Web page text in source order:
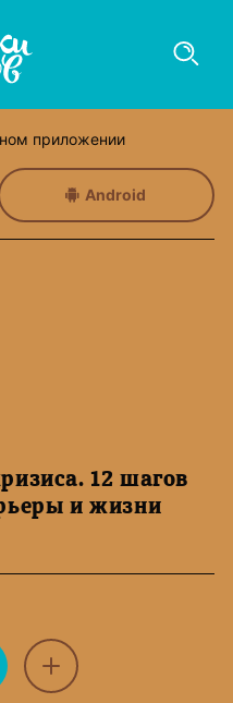
приложении
Android
12 шагов
и жизни